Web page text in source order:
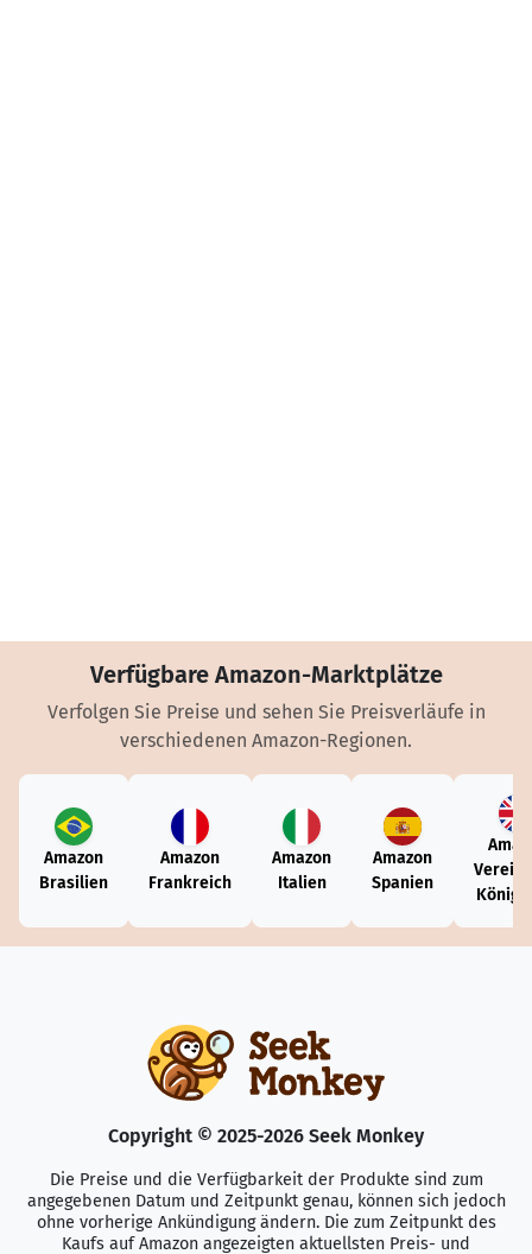
Verfügbare Amazon-Marktplätze
Verfolgen Sie Preise und sehen Sie Preisverläufe in
verschiedenen Amazon-Regionen.
Amazon
Brasilien
Amazon
Frankreich
Amazon
Italien
Amazon
Spanien
Copyright © 2025-2026 Seek Monkey
Die Preise und die Verfügbarkeit der Produkte sind zum
angegebenen Datum und Zeitpunkt genau, können sich jedoch
ohne vorherige Ankündigung ändern. Die zum Zeitpunkt des
Kaufs auf Amazon angezeigten aktuellsten Preis- und